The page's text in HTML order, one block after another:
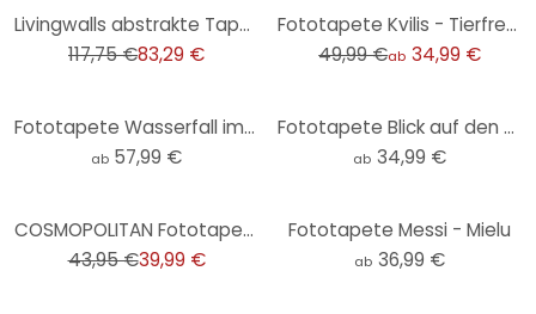
Livingwalls abstrakte Tapete Metropolitan Stories THE WALL Vliestapete bunt
117,75 €83,29 €
Fototapete Kvilis - Tierfreunde im Wald
49,99 €ab 34,99 €
Fototapete Wasserfall im Wald - Landschaftstapete - Foto
ab 57,99 €
Fototapete Blick auf den See - Landschaftstapete Rund - Keller - Selbstklebend/Vlies
ab 34,99 €
COSMOPOLITAN Fototapete Blätter Ranken Blau Weiß - Design Vliestapete Natur
43,95 €39,99 €
Fototapete Messi - Mielu
ab 36,99 €